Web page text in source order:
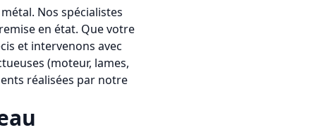
Nos spécialistes
en état. Que votre
et intervenons avec
(moteur, lames,
réalisées par notre